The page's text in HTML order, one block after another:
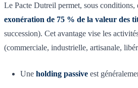
Le Pacte Dutreil permet, sous conditions,
exonération de 75 % de la valeur des
succession). Cet avantage vise les
(commerciale, industrielle, artisanale,
Une holding passive est